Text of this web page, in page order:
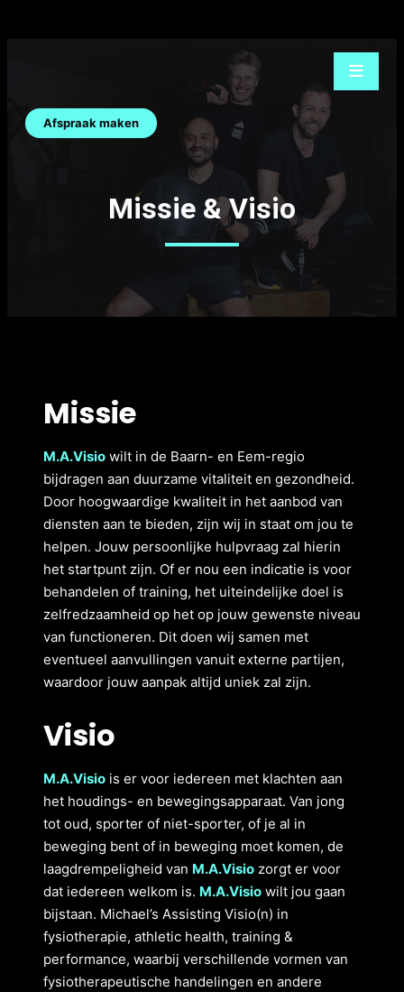
Afspraak maken
Missie & Visio
Missie
M.A.Visio wilt in de Baarn- en Eem-regio
bijdragen aan duurzame vitaliteit en gezondheid.
Door hoogwaardige kwaliteit in het aanbod van
diensten aan te bieden, zijn wij in staat om jou te
helpen. Jouw persoonlijke hulpvraag zal hierin
het startpunt zijn. Of er nou een indicatie is voor
behandelen of training, het uiteindelijke doel is
zelfredzaamheid op het op jouw gewenste niveau
van functioneren. Dit doen wij samen met
eventueel aanvullingen vanuit externe partijen,
waardoor jouw aanpak altijd uniek zal zijn.
Visio
M.A.Visio is er voor iedereen met klachten aan
het houdings- en bewegingsapparaat. Van jong
tot oud, sporter of niet-sporter, of je al in
beweging bent of in beweging moet komen, de
laagdrempeligheid van M.A.Visio zorgt er voor
dat iedereen welkom is. M.A.Visio wilt jou gaan
bijstaan. Michael’s Assisting Visio(n) in
fysiotherapie, athletic health, training &
performance, waarbij verschillende vormen van
fysiotherapeutische handelingen en andere